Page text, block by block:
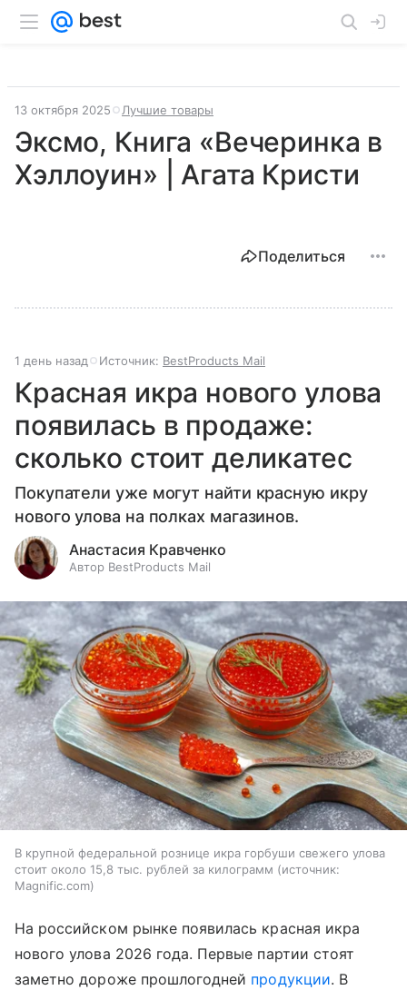
13 октября 2025 Лучшие товары
Эксмо, Книга «Вечеринка в
Хэллоуин» | Агата Кристи
Поделиться
1 день назад Источник: BestProducts Mail
Красная икра нового улова
появилась в продаже:
сколько стоит деликатес
Покупатели уже могут найти красную икру
нового улова на полках магазинов.
Анастасия Кравченко
Автор BestProducts Mail
В крупной федеральной рознице икра горбуши свежего улова
стоит около 15,8 тыс. рублей за килограмм
источник:
Magnific.com
На российском рынке появилась красная икра
нового улова 2026 года. Первые партии стоят
заметно дороже прошлогодней продукции. В